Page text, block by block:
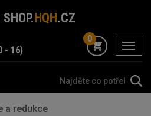
SHOP.HQH.CZ
- 16) menu
0
a redukce